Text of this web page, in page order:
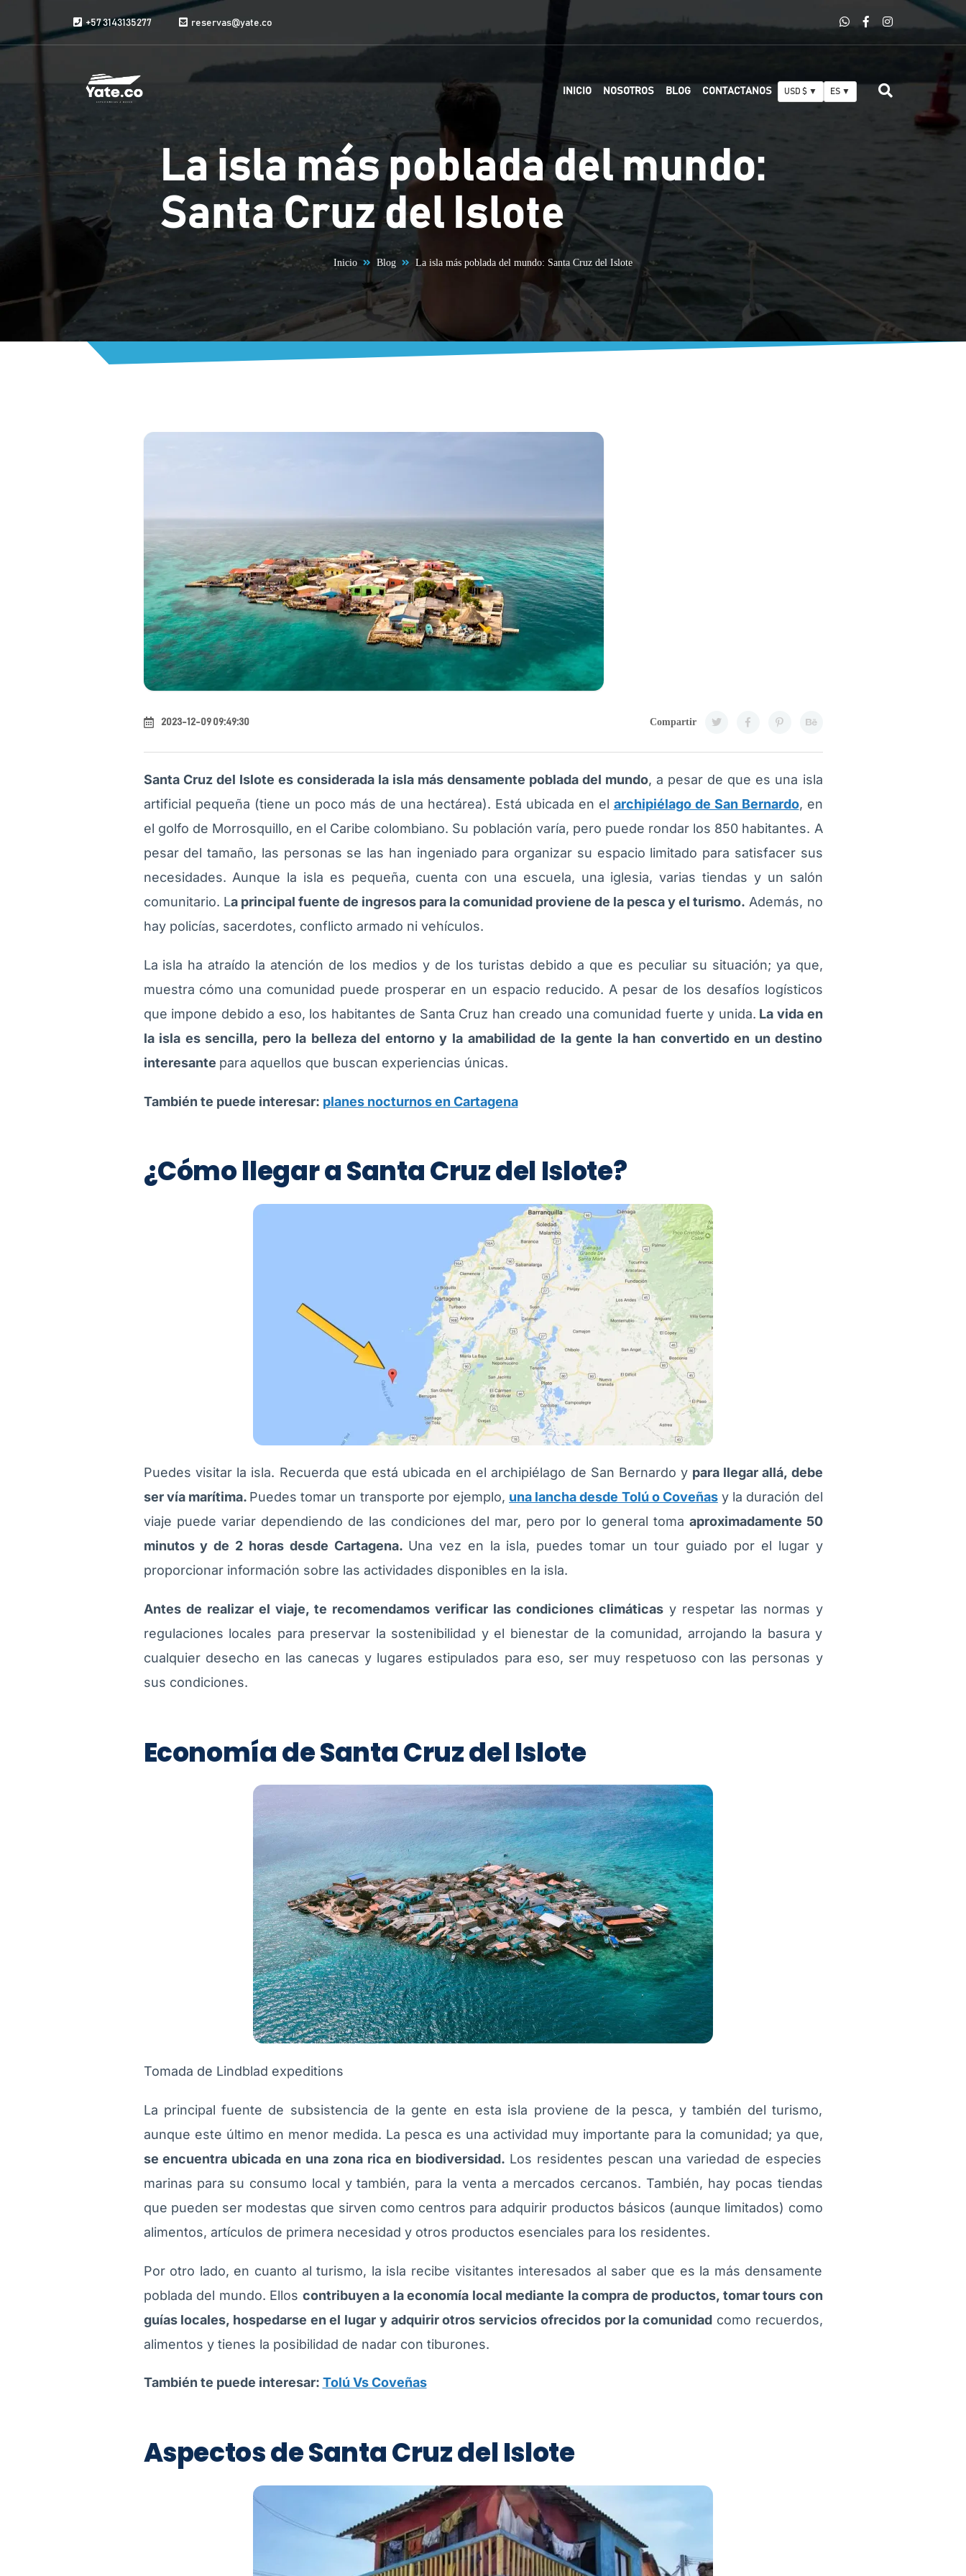
+57 3143135277 reservas@yate.co
INICIO NOSOTROS BLOG CONTACTANOS USD $ ▼ ES ▼
La isla más poblada del mundo:
Santa Cruz del Islote
Inicio Blog La isla más poblada del mundo: Santa Cruz del Islote
2023-12-09 09:49:30 Compartir
Santa Cruz del Islote es considerada la isla más densamente poblada del mundo, a pesar de que es una isla
artificial pequeña (tiene un poco más de una hectárea). Está ubicada en el archipiélago de San Bernardo, en
el golfo de Morrosquillo, en el Caribe colombiano. Su población varía, pero puede rondar los 850 habitantes. A
pesar del tamaño, las personas se las han ingeniado para organizar su espacio limitado para satisfacer sus
necesidades. Aunque la isla es pequeña, cuenta con una escuela, una iglesia, varias tiendas y un salón
comunitario. La principal fuente de ingresos para la comunidad proviene de la pesca y el turismo. Además, no
hay policías, sacerdotes, conflicto armado ni vehículos.
La isla ha atraído la atención de los medios y de los turistas debido a que es peculiar su situación; ya que,
muestra cómo una comunidad puede prosperar en un espacio reducido. A pesar de los desafíos logísticos
que impone debido a eso, los habitantes de Santa Cruz han creado una comunidad fuerte y unida. La vida en
la isla es sencilla, pero la belleza del entorno y la amabilidad de la gente la han convertido en un destino
interesante para aquellos que buscan experiencias únicas.
También te puede interesar: planes nocturnos en Cartagena
¿Cómo llegar a Santa Cruz del Islote?
Puedes visitar la isla. Recuerda que está ubicada en el archipiélago de San Bernardo y para llegar allá, debe
ser vía marítima. Puedes tomar un transporte por ejemplo, una lancha desde Tolú o Coveñasy la duración del
viaje puede variar dependiendo de las condiciones del mar, pero por lo general toma aproximadamente 50
minutos y de 2 horas desde Cartagena. Una vez en la isla, puedes tomar un tour guiado por el lugar y
proporcionar información sobre las actividades disponibles en la isla.
Antes de realizar el viaje, te recomendamos verificar las condiciones climáticasy respetar las normas y
regulaciones locales para preservar la sostenibilidad y el bienestar de la comunidad, arrojando la basura y
cualquier desecho en las canecas y lugares estipulados para eso, ser muy respetuoso con las personas y
sus condiciones.
Economía de Santa Cruz del Islote
Tomada de Lindblad expeditions
La principal fuente de subsistencia de la gente en esta isla proviene de la pesca, y también del turismo,
aunque este último en menor medida. La pesca es una actividad muy importante para la comunidad; ya que,
se encuentra ubicada en una zona rica en biodiversidad. Los residentes pescan una variedad de especies
marinas para su consumo local y también, para la venta a mercados cercanos. También, hay pocas tiendas
que pueden ser modestas que sirven como centros para adquirir productos básicos (aunque limitados) como
alimentos, artículos de primera necesidad y otros productos esenciales para los residentes.
Por otro lado, en cuanto al turismo, la isla recibe visitantes interesados al saber que es la más densamente
poblada del mundo. Ellos contribuyen a la economía local mediante la compra de productos, tomar tours con
guías locales, hospedarse en el lugar y adquirir otros servicios ofrecidos por la comunidad como recuerdos,
alimentos y tienes la posibilidad de nadar con tiburones.
También te puede interesar: Tolú Vs Coveñas
Aspectos de Santa Cruz del Islote